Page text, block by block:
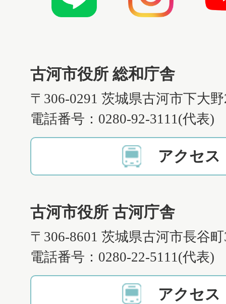
古河市役所 総和庁舎
〒306-0291 茨城県古河市下大
電話番号：0280-92-3111(代表)
アクセス
古河市役所 古河庁舎
〒306-8601 茨城県古河市長谷
電話番号：0280-22-5111(代表)
アクセス